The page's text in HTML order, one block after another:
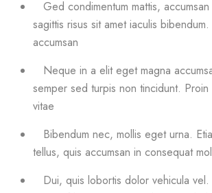
Ged condimentum mattis,
sagittis risus sit amet iaculis
accumsan
Neque in a elit eget magna
semper sed turpis non tincidunt.
vitae
Bibendum nec, mollis eget urna.
tellus, quis accumsan in consequat
Dui, quis lobortis dolor vehicula